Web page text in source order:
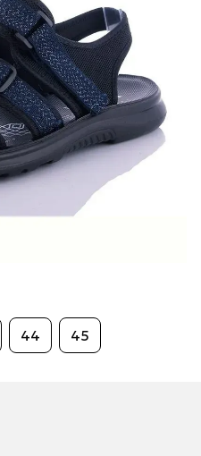
44 45